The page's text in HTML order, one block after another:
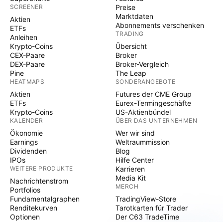
SCREENER
Aktien
ETFs
Anleihen
Krypto-Coins
CEX-Paare
DEX-Paare
Pine
HEATMAPS
Aktien
ETFs
Krypto-Coins
KALENDER
Ökonomie
Earnings
Dividenden
IPOs
WEITERE PRODUKTE
Nachrichtenstrom
Portfolios
Fundamentalgraphen
Renditekurven
Optionen
Preise
Marktdaten
Abonnements verschenken
TRADING
Übersicht
Broker
Broker-Vergleich
The Leap
SONDERANGEBOTE
Futures der CME Group
Eurex-Termingeschäfte
US-Aktienbündel
ÜBER DAS UNTERNEHMEN
Wer wir sind
Weltraummission
Blog
Hilfe Center
Karrieren
Media Kit
MERCH
TradingView-Store
Tarotkarten für Trader
Der C63 TradeTime